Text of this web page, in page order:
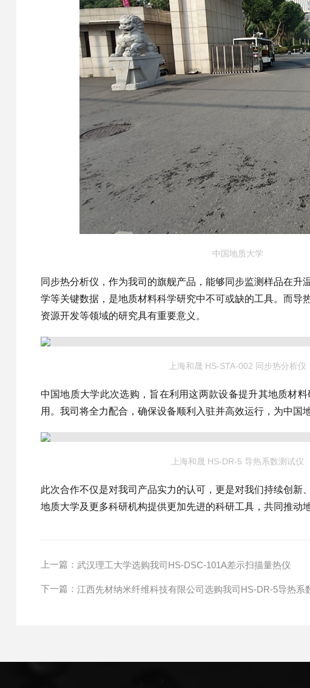
中国地质大学
同步热分析仪，作为我司的旗舰产品，能够同步监测样品在
学等关键数据，是地质材料科学研究中不可或缺的工具。而
资源开发等领域的研究具有重要意义。
上海和晟 HS-STA-002 同步热分析仪
中国地质大学此次选购，旨在利用这两款设备提升其地质材
用。我司将全力配合，确保设备顺利入驻并高效运行，为中国
上海和晟 HS-DR-5 导热系数测试仪
此次合作不仅是对我司产品实力的认可，更是对我们持续创
地质大学及更多科研机构提供更加先进的科研工具，共同推动
上一篇： 武汉理工大学选购我司HS-DSC-101A差示扫描量热仪
下一篇： 江西先材纳米纤维科技有限公司选购我司HS-DR-5导热系